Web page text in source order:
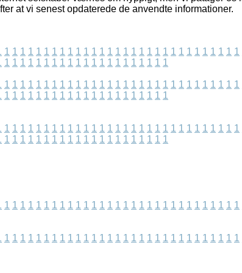
at vi senest opdaterede de anvendte informationer.
1 1 1 1 1 1 1 1 1 1 1 1 1 1 1 1 1 1 1 1 1 1 1 1 1 1 1 1 1 1
1 1 1 1 1 1 1 1 1 1 1 1 1 1 1 1 1 1 1 1 1
1 1 1 1 1 1 1 1 1 1 1 1 1 1 1 1 1 1 1 1 1 1 1 1 1 1 1 1 1 1
1 1 1 1 1 1 1 1 1 1 1 1 1 1 1 1 1 1 1 1 1
1 1 1 1 1 1 1 1 1 1 1 1 1 1 1 1 1 1 1 1 1 1 1 1 1 1 1 1 1 1
1 1 1 1 1 1 1 1 1 1 1 1 1 1 1 1 1 1 1 1 1
1 1 1 1 1 1 1 1 1 1 1 1 1 1 1 1 1 1 1 1 1 1 1 1 1 1 1 1 1 1
1 1 1 1 1 1 1 1 1 1 1 1 1 1 1 1 1 1 1 1 1 1 1 1 1 1 1 1 1 1